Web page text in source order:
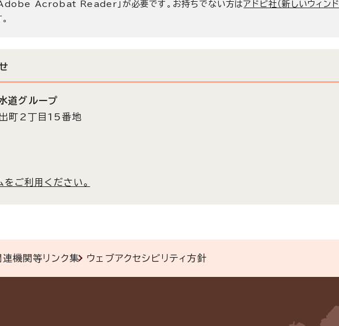
Adobe Acrobat Reader」が必要です。お持ちでない方はアドビ社（新しいウィンド
道グループ
町2丁目15番地
ご利用ください。
連機関等リンク集 ウェブアクセシビリティ方針